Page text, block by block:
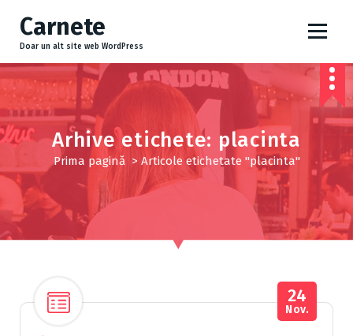
i
l
a
c
o
n
t
Carnete
Doar un alt site web WordPress
Arhive etichete: placinta
Prima pagină > Articole etichetate "placinta"
24
Nov.